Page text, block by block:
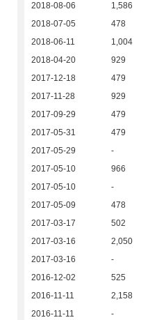
2018-08-06
1,586
2018-07-05
478
2018-06-11
1,004
2018-04-20
929
2017-12-18
479
2017-11-28
929
2017-09-29
479
2017-05-31
479
2017-05-29
-
2017-05-10
966
2017-05-10
-
2017-05-09
478
2017-03-17
502
2017-03-16
2,050
2017-03-16
-
2016-12-02
525
2016-11-11
2,158
2016-11-11
-